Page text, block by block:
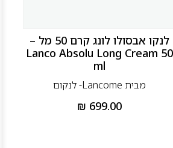
לנקו אבסולו לונג קרם 50 מל –
Lanco Absolu Long Cream 50
ml
מבית Lancome- לנקום
₪ 699.00